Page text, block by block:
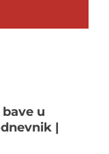
u
|